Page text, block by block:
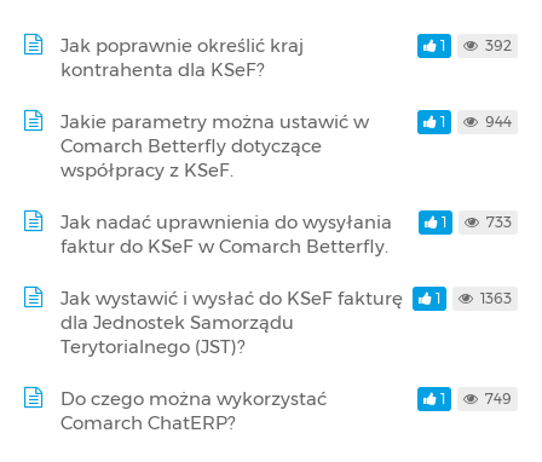
Jak poprawnie określić kraj
kontrahenta dla KSeF?
1 392
Jakie parametry można ustawić w
Comarch Betterfly dotyczące
współpracy z KSeF.
1 944
Jak nadać uprawnienia do wysyłania
faktur do KSeF w Comarch Betterfly.
1 733
Jak wystawić i wysłać do KSeF fakturę
dla Jednostek Samorządu
Terytorialnego (JST)?
1 1363
Do czego można wykorzystać
Comarch ChatERP?
1 749